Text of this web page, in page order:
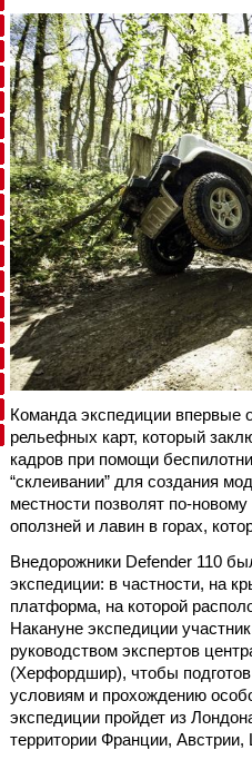
Команда экспедиции впервые
рельефных карт, который
кадров при помощи
“склеивании” для создания
местности позволят по-
оползней и лавин в горах,
Внедорожники Defender 110
экспедиции: в частности, на
платформа, на которой
Накануне экспедиции
руководством экспертов
(Херфордшир), чтобы
условиям и прохождению
экспедиции пройдет из
территории Франции,